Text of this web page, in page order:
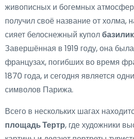
живописных и богемных
получил своё название от холма,
сияет белоснежный купол
Завершённая в 1919 году, она
французах, погибших во время
1870 года, и сегодня является
символов Парижа.
Всего в нескольких шагах
площадь Тертр, где художники